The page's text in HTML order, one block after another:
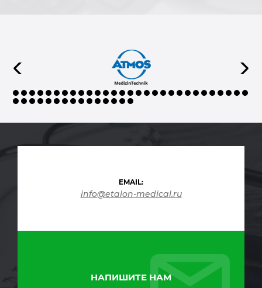
EMAIL:
info@etalon-medical.ru
НАПИШИТЕ НАМ